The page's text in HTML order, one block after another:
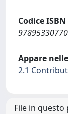
Codice ISBN
Appare
2.1
File in